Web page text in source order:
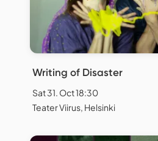
Writing of Disaster
Sat 31. Oct 18:30
Teater Viirus, Helsinki